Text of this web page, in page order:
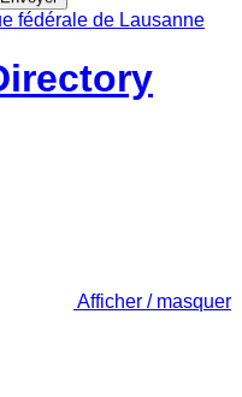
Afficher / masquer